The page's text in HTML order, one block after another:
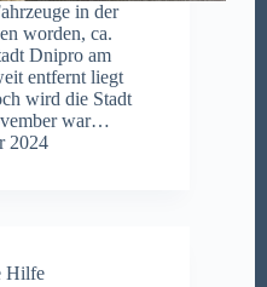
in der
worden, ca.
Dnipro am
entfernt liegt
wird die Stadt
war…
2024
Hilfe